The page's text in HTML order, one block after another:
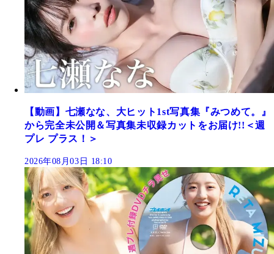
【動画】七瀬なな、大ヒット1st写真集『みつめて。』
から完全未公開＆写真集未収録カットをお届け!!＜週
プレ プラス！＞
2026年08月03日 18:10